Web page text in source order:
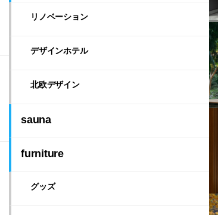
リノベーション
デザインホテル
北欧デザイン
sauna
furniture
グッズ